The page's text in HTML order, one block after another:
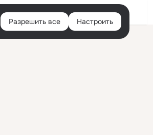
Войти
Разрешить все Настроить